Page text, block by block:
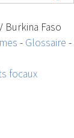
Burkina Faso
- Glossaire -
focaux